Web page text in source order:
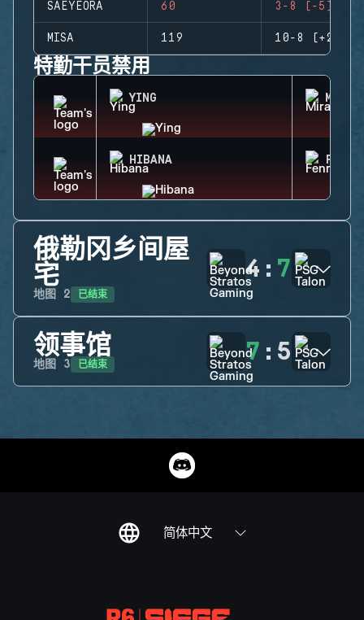
SAEYEORA 60 3-8 (-5)
MISA 119 10-8 (+2)
特勤干员禁用
YING MIRA
HIBANA
俄勒冈乡间屋
宅
地图 2 已结束
4 : 7
领事馆
地图 3 已结束 7 : 5
简体中文